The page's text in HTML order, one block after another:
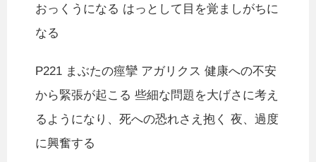
おっくうになる はっとして目を覚ましがちに
なる
P221 まぶたの痙攣 アガリクス 健康への不安
から緊張が起こる 些細な問題を大げさに考え
るようになり、死への恐れさえ抱く 夜、過度
に興奮する